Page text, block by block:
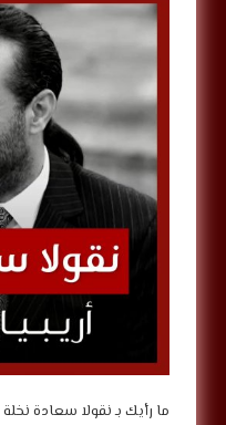
ما رأيك بـ نقولا سعادة